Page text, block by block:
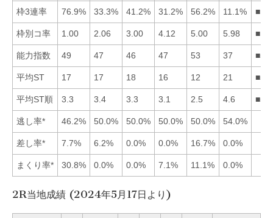
枠3連率 76.9% 33.3% 41.2% 31.2% 56.2% 11.1%
枠別コ率 1.00 2.06 3.00 4.12 5.00 5.98
能力指数 49 47 46 47 53 37
平均ST 17 17 18 16 12 21
平均ST順 3.3 3.4 3.3 3.1 2.5 4.6
逃し率* 46.2% 50.0% 50.0% 50.0% 50.0% 54.0%
差し率* 7.7% 6.2% 0.0% 0.0% 16.7% 0.0%
まくり率* 30.8% 0.0% 0.0% 7.1% 11.1% 0.0%
2R当地成績 (2024年5月17日より)